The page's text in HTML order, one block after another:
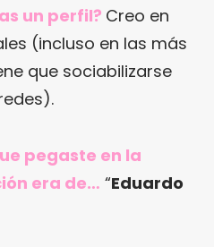
un perfil? Creo en
(incluso en las más
que sociabilizarse
pegaste en la
era de… “Eduardo